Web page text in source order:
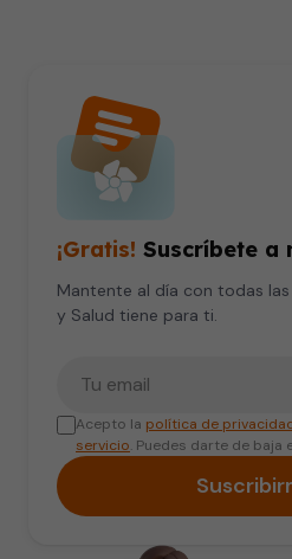
¡Gratis! Suscríbete a
Mantente al día con todas
y Salud tiene para ti.
Acepto la política de
servicio. Puedes darte de baja